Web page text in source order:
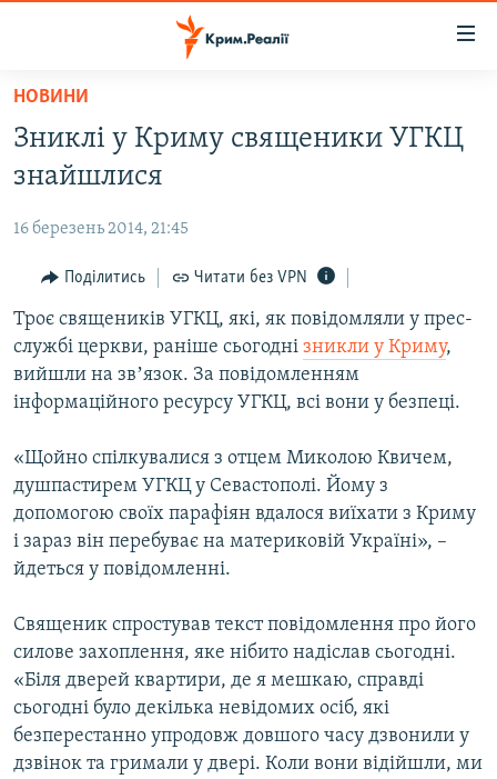
Перейти
основного
матеріалу
до
навігації
Перейти
до
пошуку
ВОДА.КРИМ
ПОЛІТИКА
БЛОГИ
ПОГЛЯД
ІНТЕРВ'Ю
ВСЕ ЗА ДЕНЬ
ДЕПОРТАЦІЯ
ВІДЕОУРОКИ «ELIFBE»
СВІДЧЕННЯ ОКУПАЦІЇ
ІНФОГРАФІКА
ЯК ОБІЙТИ БЛОКУВАННЯ
Русский
Qırımtatar
ДОЛУЧАЙСЯ!
Усі сайти RFE/RL
НОВИНИ
Зниклі у Криму священики УГКЦ
знайшлися
16 березень 2014, 21:45
Поділитись Читати без VPN
Троє священиків УГКЦ, які, як повідомляли у прес-
службі церкви, раніше сьогодні зникли у Криму,
вийшли на звʼязок. За повідомленням
інформаційного ресурсу УГКЦ, всі вони у безпеці.
«Щойно спілкувалися з отцем Миколою Квичем,
душпастирем УГКЦ у Севастополі. Йому з
допомогою своїх парафіян вдалося виїхати з Криму
і зараз він перебуває на материковій Україні», –
йдеться у повідомленні.
Священик спростував текст повідомлення про його
силове захоплення, яке нібито надіслав сьогодні.
«Біля дверей квартири, де я мешкаю, справді
сьогодні було декілька невідомих осіб, які
безперестанно упродовж довшого часу дзвонили у
дзвінок та гримали у двері. Коли вони відійшли, ми